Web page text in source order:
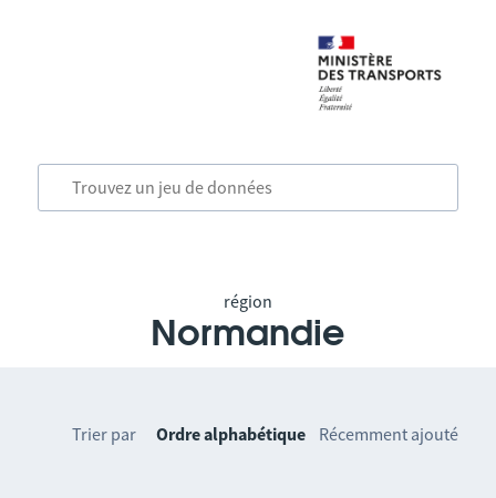
région
Normandie
Trier par Ordre alphabétique Récemment ajouté